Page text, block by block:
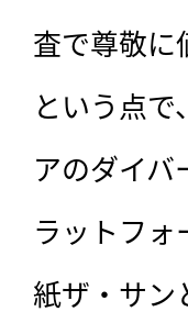
査で尊敬に
という点
アのダイ
ラットフ
紙ザ・サン